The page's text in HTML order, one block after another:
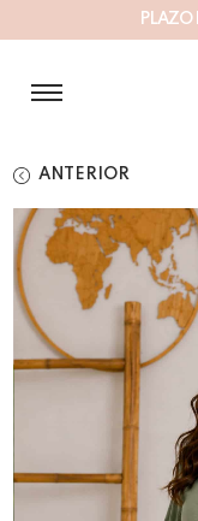
PLAZO
ANTERIOR